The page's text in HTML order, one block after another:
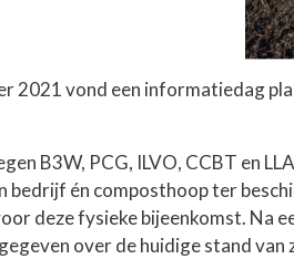
2021 vond een informatiedag
B3W, PCG, ILVO, CCBT en
bedrijf én composthoop ter
deze fysieke bijeenkomst. Na
over de huidige stand